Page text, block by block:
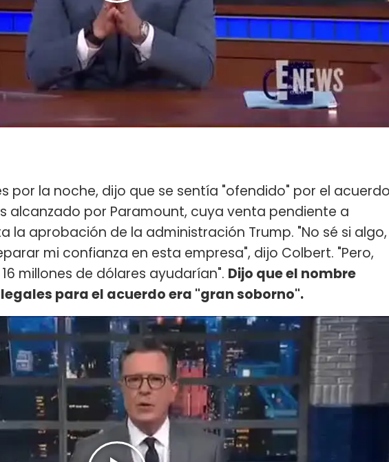
por la noche, dijo que se sentía "ofendido" por el
alcanzado por Paramount, cuya venta pendiente a
la aprobación de la administración Trump. "No sé si algo,
mi confianza en esta empresa", dijo Colbert. "Pero,
millones de dólares ayudarían". Dijo que el nombre
para el acuerdo era "gran soborno".